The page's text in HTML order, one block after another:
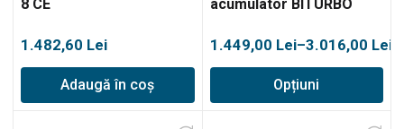
8 CE
1.482,60 Lei
Adaugă în coș
acumulator BITURBO
1.449,00 Lei–3.016,00 Lei
Interval
de
Opțiuni